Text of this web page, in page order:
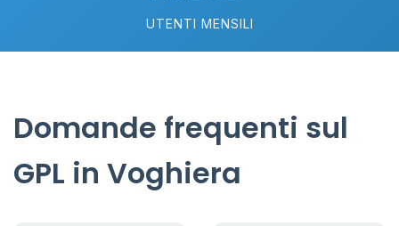
UTENTI MENSILI
Domande frequenti sul
GPL in Voghiera